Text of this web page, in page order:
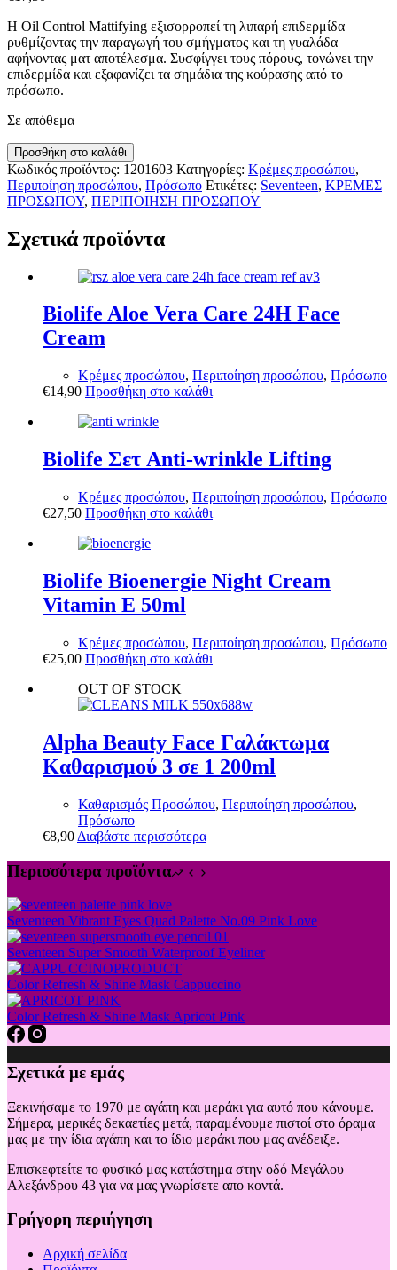
Η Oil Control Mattifying εξισορροπεί τη λιπαρή επιδερμίδα
ρυθμίζοντας την παραγωγή του σμήγματος και τη γυαλάδα
αφήνοντας ματ αποτέλεσμα. Συσφίγγει τους πόρους, τονώνει την
επιδερμίδα και εξαφανίζει τα σημάδια της κούρασης από το
πρόσωπο.
Σε απόθεμα
Seventeen
Oil
Control
Mattyfying
/
Oily
50ml
Προσθήκη στο καλάθι
Κωδικός προϊόντος: 1201603 Κατηγορίες: Κρέμες προσώπου,
Περιποίηση προσώπου, Πρόσωπο Ετικέτες: Seventeen, ΚΡΕΜΕΣ
ΠΡΟΣΩΠΟΥ, ΠΕΡΙΠΟΙΗΣΗ ΠΡΟΣΩΠΟΥ
Σχετικά προϊόντα
Biolife Aloe Vera Care 24H Face
Cream
Κρέμες προσώπου, Περιποίηση προσώπου, Πρόσωπο
€14,90 Προσθήκη στο καλάθι
Biolife Σετ Anti-wrinkle Lifting
Κρέμες προσώπου, Περιποίηση προσώπου, Πρόσωπο
€27,50 Προσθήκη στο καλάθι
Biolife Bioenergie Night Cream
Vitamin E 50ml
Κρέμες προσώπου, Περιποίηση προσώπου, Πρόσωπο
€25,00 Προσθήκη στο καλάθι
OUT OF STOCK
Alpha Beauty Face Γαλάκτωμα
Καθαρισμού 3 σε 1 200ml
Καθαρισμός Προσώπου, Περιποίηση προσώπου,
Πρόσωπο
€8,90 Διαβάστε περισσότερα
Περισσότερα προϊόντα
Seventeen Vibrant Eyes Quad Palette No.09 Pink Love
Seventeen Super Smooth Waterproof Eyeliner
Color Refresh & Shine Mask Cappuccino
Color Refresh & Shine Mask Apricot Pink
Σχετικά με εμάς
Ξεκινήσαμε το 1970 με αγάπη και μεράκι για αυτό που κάνουμε.
Σήμερα, μερικές δεκαετίες μετά, παραμένουμε πιστοί στο όραμα
μας με την ίδια αγάπη και το ίδιο μεράκι που μας ανέδειξε.
Επισκεφτείτε το φυσικό μας κατάστημα στην οδό Μεγάλου
Αλεξάνδρου 43 για να μας γνωρίσετε απο κοντά.
Γρήγορη περιήγηση
Αρχική σελίδα